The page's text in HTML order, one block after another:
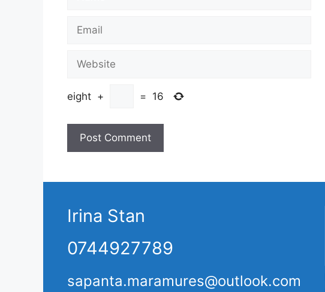
Email
Website
eight + = 16
Irina Stan
0744927789
sapanta.maramures@outlook.com